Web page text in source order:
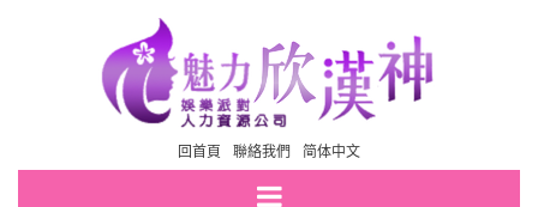
回首頁 聯絡我們 简体中文